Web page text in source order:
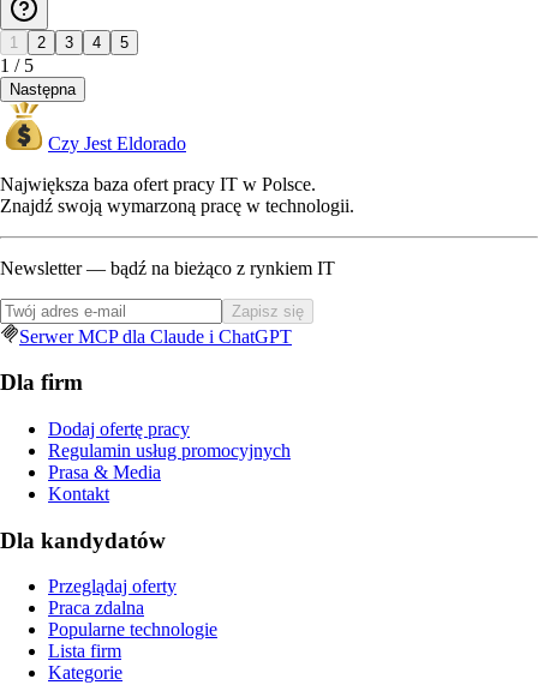
1 2 3 4 5
1 / 5
Następna
Czy Jest Eldorado
Największa baza ofert pracy IT w Polsce.
Znajdź swoją wymarzoną pracę w technologii.
Newsletter — bądź na bieżąco z rynkiem IT
Zapisz się
Serwer MCP dla Claude i ChatGPT
Dla firm
Dodaj ofertę pracy
Regulamin usług promocyjnych
Prasa & Media
Kontakt
Dla kandydatów
Przeglądaj oferty
Praca zdalna
Popularne technologie
Lista firm
Kategorie